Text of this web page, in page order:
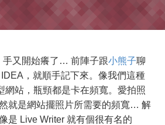
手又開始癢了… 前陣子跟小熊子聊
，就順手記下來。像我們這種
網站，瓶頸都是卡在頻寬。愛拍照
就是網站擺照片所需要的頻寬… 解
是 Live Writer 就有個很有名的